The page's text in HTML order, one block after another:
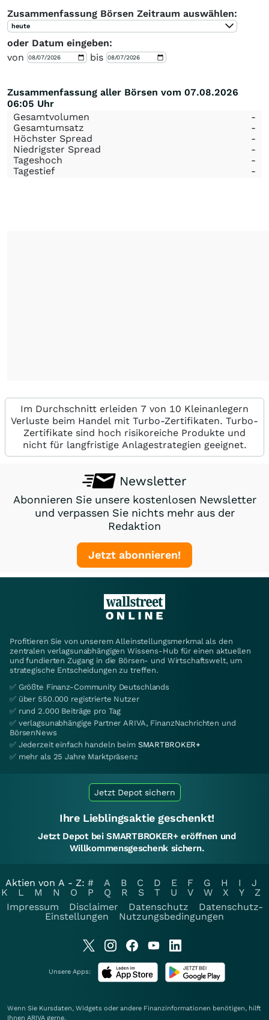
Zusammenfassung Börsen Zeitraum auswählen:
heute
oder Datum eingeben:
von
bis
Zusammenfassung aller Börsen vom 07.08.2026
06:05 Uhr
Gesamtvolumen
-
Gesamtumsatz
-
Höchster Spread
-
Niedrigster Spread
-
Tageshoch
-
Tagestief
-
Im Durchschnitt erleiden 7 von 10 Kleinanlegern
Verluste beim Handel mit Turbo-Zertifikaten. Turbo-
Zertifikate sind hoch risikoreiche Produkte und
nicht für langfristige Anlagestrategien geeignet.
Newsletter
Abonnieren Sie unsere kostenlosen Newsletter
und verpassen Sie nichts mehr aus der
Redaktion
Jetzt abonnieren!
Profitieren Sie von unserem Alleinstellungsmerkmal als den
zentralen verlagsunabhängigen Wissens-Hub für einen aktuellen
und fundierten Zugang in die Börsen- und Wirtschaftswelt, um
strategische Entscheidungen zu treffen.
✅ Größte Finanz-Community Deutschlands
✅ über 550.000 registrierte Nutzer
✅ rund 2.000 Beiträge pro Tag
✅ verlagsunabhängige Partner ARIVA, FinanzNachrichten und
BörsenNews
✅ Jederzeit einfach handeln beim SMARTBROKER+
✅ mehr als 25 Jahre Marktpräsenz
Jetzt Depot sichern
Ihre Lieblingsaktie geschenkt!
Jetzt Depot bei SMARTBROKER+ eröffnen und
Willkommensgeschenk sichern.
Aktien von A - Z: # A B C D E F G H I
J
K
L M N O P Q R S T U V W X Y
Z
Impressum
Disclaimer Datenschutz
Datenschutz-
Einstellungen
Nutzungsbedingungen
Unsere Apps:
Wenn Sie Kursdaten, Widgets oder andere Finanzinformationen benötigen, hilft
Ihnen ARIVA gerne.